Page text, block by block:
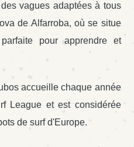
vagues adaptées à tous
de Alfarroba, où se situe
pour apprendre et
accueille chaque année
League et est considérée
de surf d'Europe.